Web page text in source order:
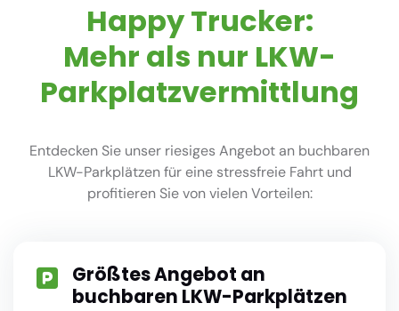
Happy Trucker:
Mehr als nur LKW-
Parkplatzvermittlung
Entdecken Sie unser riesiges Angebot an buchbaren
LKW-Parkplätzen für eine stressfreie Fahrt und
profitieren Sie von vielen Vorteilen:
Größtes Angebot an
buchbaren LKW-Parkplätzen